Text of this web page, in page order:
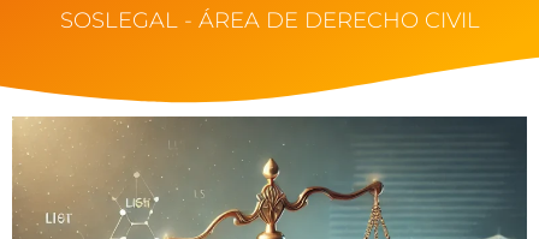
SOSLEGAL - ÁREA DE DERECHO CIVIL